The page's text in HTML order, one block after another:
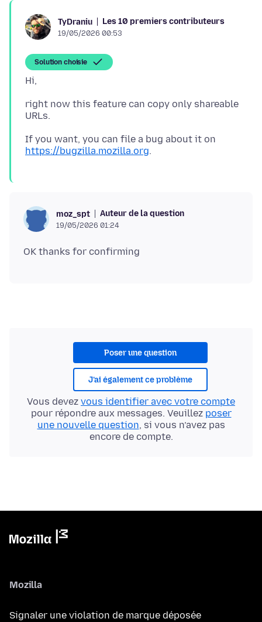
TyDraniu Les 10 premiers contributeurs
19/05/2026 00:53
Solution choisie
right now this feature can copy only shareable
If you want, you can file a bug about it on
https://bugzilla.mozilla.org
moz_spt Auteur de la question
19/05/2026 01:24
Poser une question
J’ai également ce problème
Vous devez vous identifier avec votre compte
pour répondre aux messages. Veuillez poser
une nouvelle question, si vous n’avez pas
encore de compte.
Mozilla
Signaler une violation de marque déposée